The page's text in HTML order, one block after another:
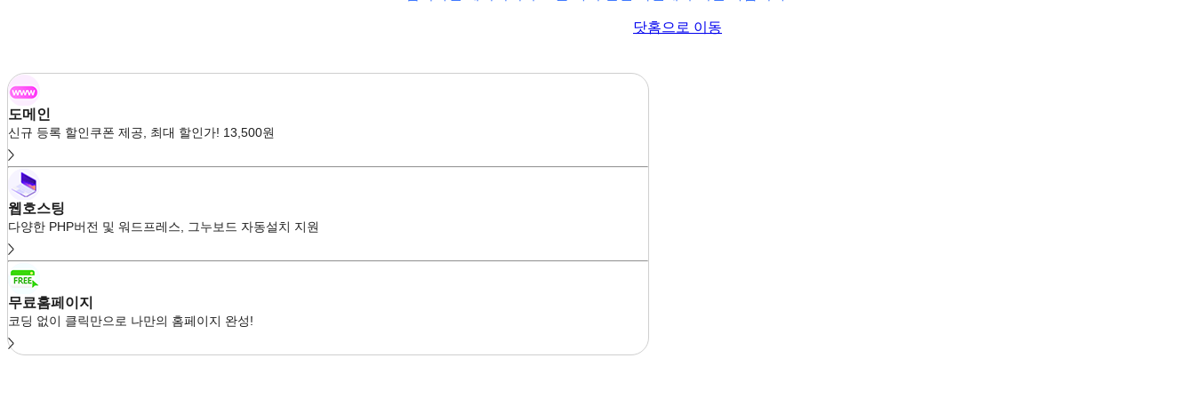
닷홈으로 이동
도메인
신규 등록 할인쿠폰 제공, 최대 할인가! 13,500원
웹호스팅
다양한 PHP버전 및 워드프레스, 그누보드 자동설치 지원
무료홈페이지
코딩 없이 클릭만으로 나만의 홈페이지 완성!